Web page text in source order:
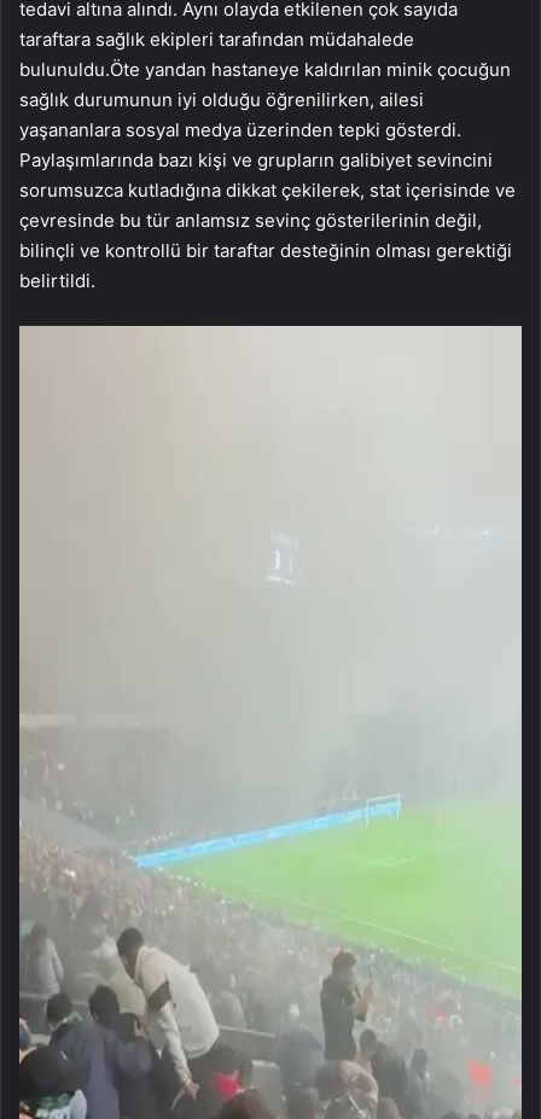
tedavi altına alındı. Aynı olayda etkilenen çok sayıda
taraftara sağlık ekipleri tarafından müdahalede
bulunuldu.Öte yandan hastaneye kaldırılan minik çocuğun
sağlık durumunun iyi olduğu öğrenilirken, ailesi
yaşananlara sosyal medya üzerinden tepki gösterdi.
Paylaşımlarında bazı kişi ve grupların galibiyet sevincini
sorumsuzca kutladığına dikkat çekilerek, stat içerisinde ve
çevresinde bu tür anlamsız sevinç gösterilerinin değil,
bilinçli ve kontrollü bir taraftar desteğinin olması gerektiği
belirtildi.